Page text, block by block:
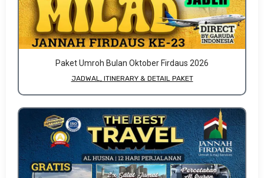
Paket Umroh Bulan Oktober Firdaus 2026
JADWAL, ITINERARY & DETAIL PAKET